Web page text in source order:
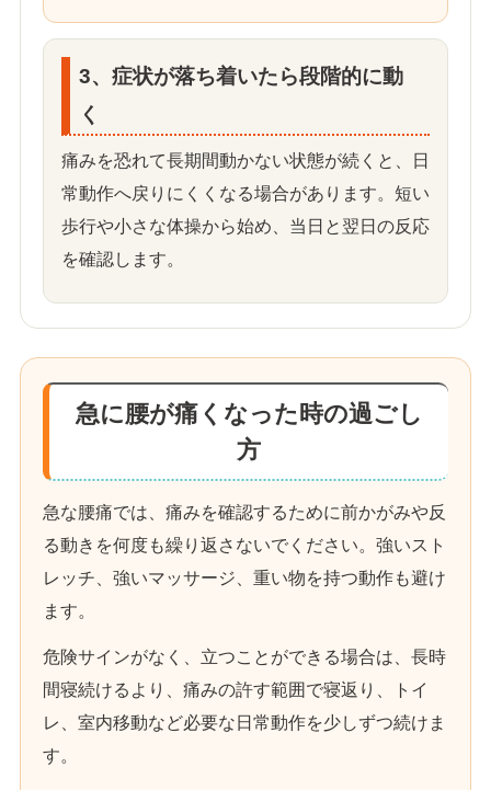
3、症状が落ち着いたら段階的に動
く
痛みを恐れて長期間動かない状態が続くと、日
常動作へ戻りにくくなる場合があります。短い
歩行や小さな体操から始め、当日と翌日の反応
を確認します。
急に腰が痛くなった時の過ごし
方
急な腰痛では、痛みを確認するために前かがみや反
る動きを何度も繰り返さないでください。強いスト
レッチ、強いマッサージ、重い物を持つ動作も避け
ます。
危険サインがなく、立つことができる場合は、長時
間寝続けるより、痛みの許す範囲で寝返り、トイ
レ、室内移動など必要な日常動作を少しずつ続けま
す。